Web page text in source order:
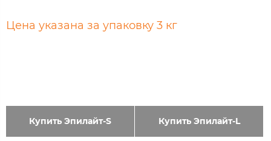
Цена указана за упаковку 3 кг
Купить Эпилайт-S Купить Эпилайт-L